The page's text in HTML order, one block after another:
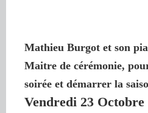
Mathieu Burgot et son
Maitre de cérémonie,
soirée et démarrer la
Vendredi 23